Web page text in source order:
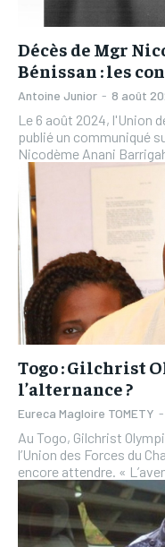
Décès de Mgr
Bénissan : les
Antoine Junior - 8 août
Le 6 août 2024, l'Union
publié un communiqué
Nicodème Anani
Togo : Gilchrist
l’alternance ?
Eureca Magloire TOMETY -
Au Togo, Gilchrist
l’Union des Forces du
encore